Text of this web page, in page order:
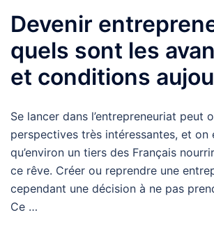
Devenir
quels sont les
et conditions
Se lancer dans l’entrepreneuriat peut
perspectives très intéressantes, et on
qu’environ un tiers des Français
ce rêve. Créer ou reprendre une
cependant une décision à ne pas
Ce …